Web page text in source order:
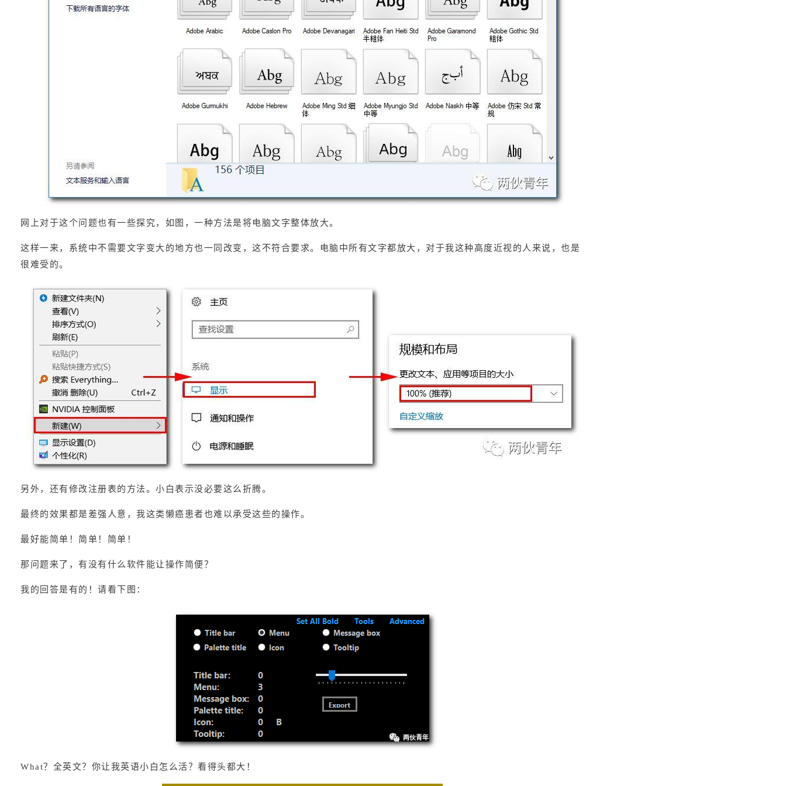
网上对于这个问题也有一些探究，如图，一种方法是将电脑文字整体放大。
这样一来，系统中不需要文字变大的地方也一同改变，这不符合要求。电脑中所有文字都放大，对于我这种高度近视的人来说，也是
很难受的。
另外，还有修改注册表的方法。小白表示没必要这么折腾。
最终的效果都是差强人意，我这类懒癌患者也难以承受这些的操作。
最好能简单！简单！简单！
那问题来了，有没有什么软件能让操作简便？
我的回答是有的！请看下图：
What？全英文？你让我英语小白怎么活？看得头都大！